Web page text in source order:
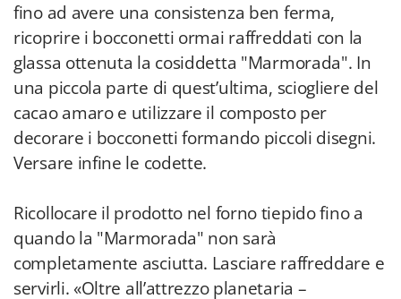
fino ad avere una consistenza ben ferma,
ricoprire i bocconetti ormai raffreddati con la
glassa ottenuta la cosiddetta "Marmorada". In
una piccola parte di quest’ultima, sciogliere del
cacao amaro e utilizzare il composto per
decorare i bocconetti formando piccoli disegni.
Versare infine le codette.
Ricollocare il prodotto nel forno tiepido fino a
quando la "Marmorada" non sarà
completamente asciutta. Lasciare raffreddare e
servirli. «Oltre all’attrezzo planetaria –